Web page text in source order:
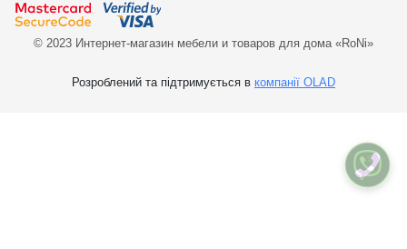
© 2023 Интернет-магазин мебели и товаров для дома «RoNi»
Розроблений та підтримується в компанії OLAD